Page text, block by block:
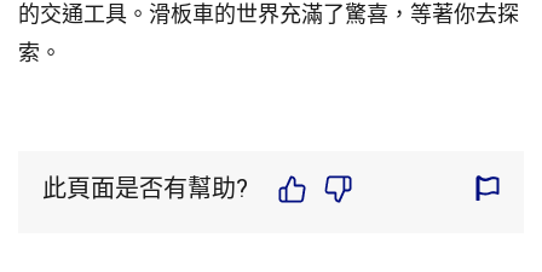
的交通工具。滑板車的世界充滿了驚喜，等著你去探
索。
此頁面是否有幫助?